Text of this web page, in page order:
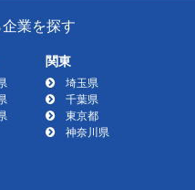
業を探す
関東
埼玉県
千葉県
東京都
神奈川県